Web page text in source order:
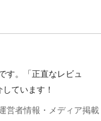
す。「正直なレビュ
ています！
営者情報・メディア掲載